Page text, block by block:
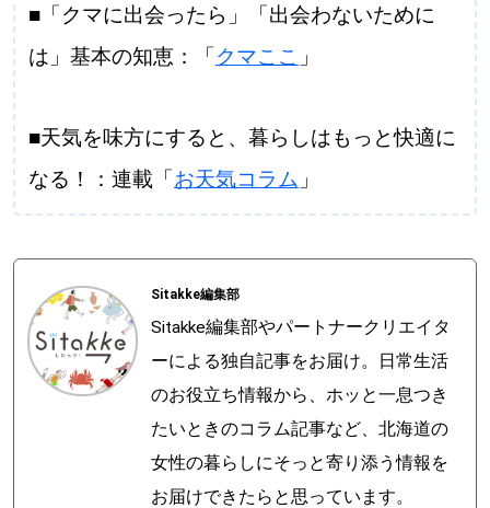
■「クマに出会ったら」「出会わないために
は」基本の知恵：「クマここ 」
■天気を味方にすると、暮らしはもっと快適に
なる！：連載「お天気コラム 」
Sitakke編集部
Sitakke編集部やパートナークリエイタ
ーによる独自記事をお届け。日常生活
のお役立ち情報から、ホッと一息つき
たいときのコラム記事など、北海道の
女性の暮らしにそっと寄り添う情報を
お届けできたらと思っています。